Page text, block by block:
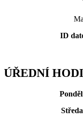
ID
ÚŘEDNÍ
Středa